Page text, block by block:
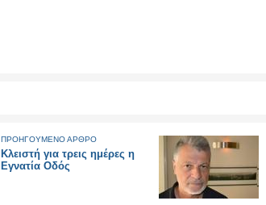
ΠΡΟΗΓΟΥΜΕΝΟ ΑΡΘΡΟ
Κλειστή για τρεις ημέρες η
Εγνατία Οδός